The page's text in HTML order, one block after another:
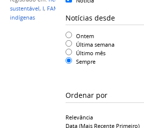
Notícias desde
Ontem
Última semana
Último mês
Sempre
Ordenar por
Relevância
Data (mais Recente Primeiro)
sustentável, I, FAM
indígenas